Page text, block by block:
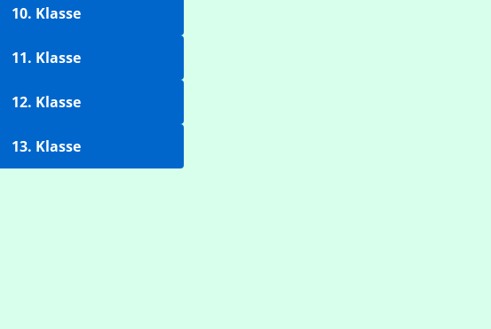
10. Klasse
11. Klasse
12. Klasse
13. Klasse